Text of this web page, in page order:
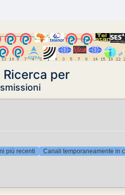
per
più recenti Canali temporaneamente in